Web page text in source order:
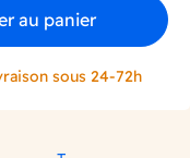
au panier
sous 24-72h